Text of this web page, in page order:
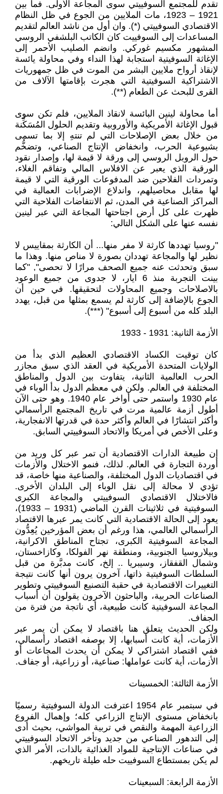
تقدم للمجتمع السوفييتي سوى المجاعة الأولى. فما بين
1921 – 1923، مات الملايين من الجوع في ظل النظام
الاقتصادي السوفييتي (*). وان أول من ناشد العالم لتقديم
المساعدات إلى السوفييت كان الكاتب البلشفي الروسي
المشهور مكسيم غوركي. وانضم الصليب الأحمر إلى
الإغاثة السوفيتية استجابة لهذا النداء وفي محاولة يائسة
لإنقاذ أرواح ملايين البشر من الموت في ظل جمهوريات
الاشتراكية السوفيتية التي هجرت بإقامتها الآلاف من
القرى للبحث عن الطعام (**).
أما محاولة لينين البائسة لانقاذ الملايين، فلم تكن سوى
قبول الإغاثة الأمريكية والأوروبية وتقديم الحلول المُسَكِّنة
من خلال بعض الإصلاحات التي لم تنتهِ إلا بما تسمى
بشيوعية الحرب، وانخفاض الإنتاج الصناعي، وتضخُّم
حول الروبل الروسي إلى ورقة لا قيمة لها، وإصدار نقود
الورقية الذي يعبر عن الافلاس المالي وتفاقم الغلاء،
وتمردات الفلاحين ضد المدفوعات الورقية التي لا قيمة
لها مقابل محاصيلهم، واندلاع الإضرابات العمالية في
المراكز الصناعية في المدن، ثم الانتفاضات الفلاحية التي
ظهرت على كل أرض اجتاحتها المجاعة التي عبر لينين
نفسه عنها على الشكل التالي:
"روسيا تهددها كارثة لا مفر منها... أن الكارثة بمقاييس لا
نظير لها والمجاعة تهددان بصورة لا مناص منها. وهذا ما
سبق وتحدثت عنه جميع الصحف مرارًا لا تحصى", "كما
بينت التجربة منذ 6 ايار، لا جدوى من جميع الوعود
بالاصلاحات وجميع المحاولات لتحقيقها. في حين أن
الجوع بالإضافة إلى كارثة لم يسمع بمثلها من قبل، يهدد
البلد كله من أسبوع إلى أسبوع" (***).
الأزمة الثانية: 1931 - 1933
كان توقيت الكساد الاقتصادي العظيم الذي بدأ من
الولايات المتحدة الأمريكية في العقد الذي سبق مجازر
الحرب العالمية الثانية، يتفاوت بين الدول والمناطق
المختلفة في العالم. ولكن في معظم الدول بدأ الوباء في
عام 1930 واستمر حتى أواخر عام 1940. وهو حتى الآن
أطول أزمة عالمية مرت في تاريخ المجتمع الرأسمالي
وأكثر انتشارًا في العالم وأكثر حدة في قدرتها الانفجارية،
وعلى الأخص في أمريكا والاتحاد السوفييتي السابق.
إن طبيعة الدارات الاقتصادية أن تمر عبر كل وريد من
أوردة التجارة في العالم. لذلك، فنمو الاختلال والأزمات
في اقتصاديات الدول المختلفة، والصناعية منها خاصة، قد
تؤدي لا محالة إلى نقل الوباء إلى البلدان الأخرى.
فالاختلال الاقتصادي السوفييتي والمجاعة الكبرى
السوفيتية في ثلاثينات القرن الماضي (1931 – 1933)،
يعود إلى الحالة الاقتصادية التي كانت يمر عبرها الاقتصاد
الرأسمالي العالمي، هذا ورغم أن بعض المؤرخين يُعِدُّون
المجاعة السوفيتية الكبرى، تجتاح المناطق الاكرانية،
وبيلاروسيا الجنوبية، ومنطقة نهر الفولكا، وكازاخستان،
وشمال القفقاز، وسيبريا .. إلخ، كانت مدبَّرة من قبل
السلطات السوفيتية ذاتها، آخرون يرون أنها كانت نتيجة
التغييرات الاقتصادية في حقبة التصنيع السوفييتي وتطوير
الصناعات الحربية، والباحثون الآخرون يقولون أن أسباب
المجاعة السوفيتية كانت طبيعية، أي ناتجة من فترة من
الجفاف.
ولكن الحديث يتعلق هنا باقتصاد لا يمكن أن يمر عبر
الأزمات، أية كانت أسبابها، إلا بوصفه اقتصاد رأسمالي،
ففي اقتصاد اشتراكي لا يمكن أن يحدث المجاعات أو
الأزمات، أية كانت عواملها: صناعية، أو زراعية، أو جفاف.
الأزمة الثالثة: الخمسينات
في سبتمبر عام 1954 اعترفت الدولة السوفيتية رسميًا
بانخفاض مستوى الإنتاج الزراعي كله؛ وإهمال الفروع
الزراعية المهمة والنقص في تربية المواشي، بحيث أدى
إلى التدهور الصناعي من جديد وتأخر الاتحاد السوفييتي
في صناعات الإنتاجية للمواد الغذائية بالذات، الأمر الذي
لم يكن بمستطاع السوفييت حله طيلة تاريخهم.
الأزمة الرابعة: السبعينات